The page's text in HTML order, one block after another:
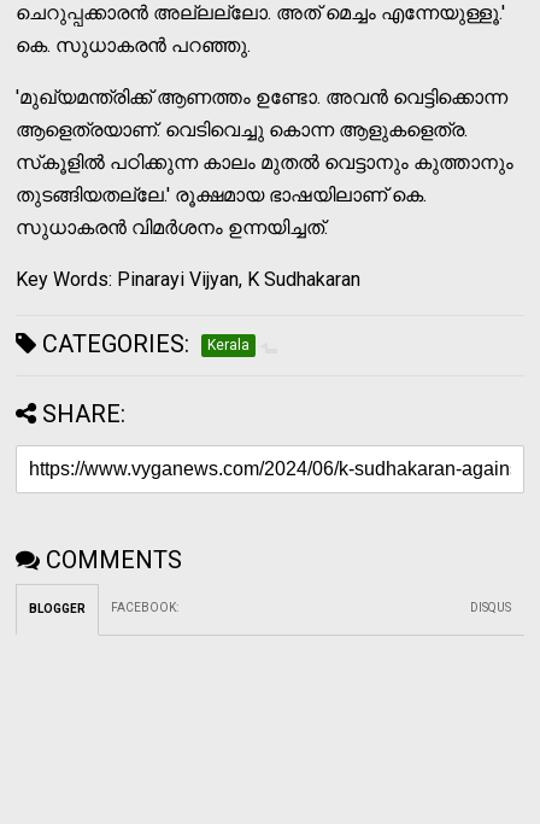
ചെറുപ്പക്കാരന്‍ അല്ലല്ലോ. അത് മെച്ചം എന്നേയുള്ളൂ.'
കെ. സുധാകരന്‍ പറഞ്ഞു.
'മുഖ്യമന്ത്രിക്ക് ആണത്തം ഉണ്ടോ. അവന്‍ വെട്ടിക്കൊന്ന
ആളെത്രയാണ്. വെടിവെച്ചു കൊന്ന ആളുകളെത്ര.
സ്‌കൂളില്‍ പഠിക്കുന്ന കാലം മുതല്‍ വെട്ടാനും കുത്താനും
തുടങ്ങിയതല്ലേ.' രൂക്ഷമായ ഭാഷയിലാണ് കെ.
സുധാകരന്‍ വിമര്‍ശനം ഉന്നയിച്ചത്.
Key Words: Pinarayi Vijyan, K Sudhakaran
CATEGORIES: Kerala
SHARE:
COMMENTS
BLOGGER FACEBOOK: DISQUS